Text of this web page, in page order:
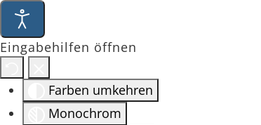
Eingabehilfen öffnen
Farben umkehren
Monochrom